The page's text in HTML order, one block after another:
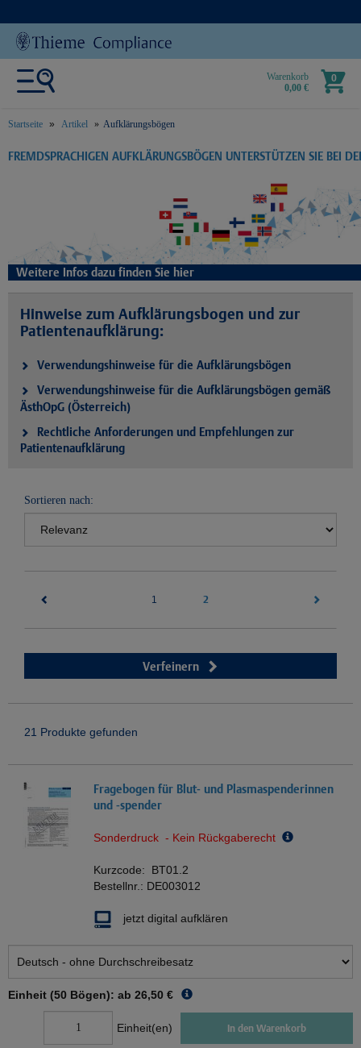
Warenkorb
0,00 €
0
Startseite Artikel Aufklärungsbögen
text.skipToContent
text.skipToNavigation
FREMDSPRACHIGEN AUFKLÄRUNGSBÖGEN UNTERSTÜTZEN SIE BEI
Weitere Infos dazu finden Sie hier
Hinweise zum Aufklärungsbogen und zur
Patientenaufklärung:
Verwendungshinweise für die Aufklärungsbögen
Verwendungshinweise für die Aufklärungsbögen gemäß
ÄsthOpG (Österreich)
Rechtliche Anforderungen und Empfehlungen zur
Patientenaufklärung
Sortieren nach:
1 2
Verfeinern
21 Produkte gefunden
Fragebogen für Blut- und Plasmaspenderinnen
und -spender
Sonderdruck - Kein Rückgaberecht
Kurzcode: BT01.2
Bestellnr.: DE003012
jetzt digital aufklären
Einheit (50 Bögen): ab 26,50 €
Einheit(en) In den Warenkorb